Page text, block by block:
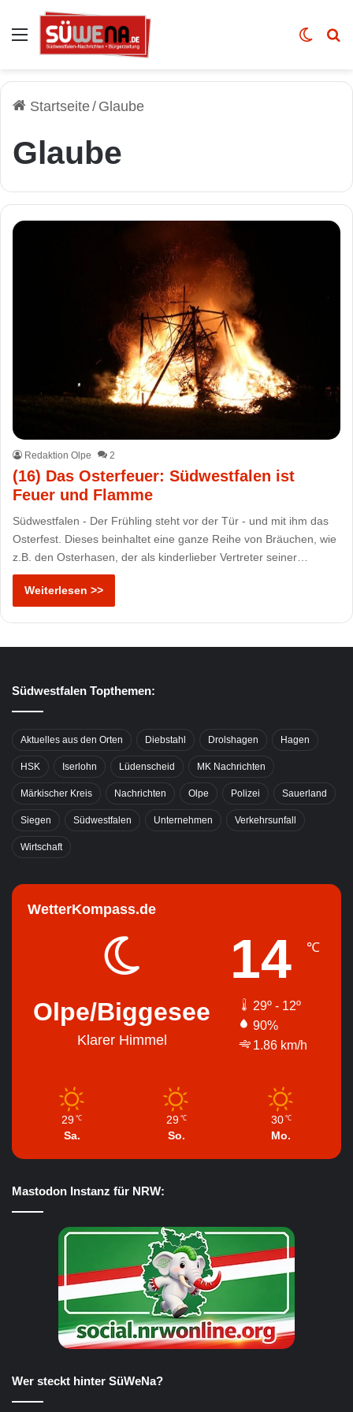
Auswahl Skin
Startseite/ Glaube
Glaube
Redaktion Olpe 2
(16) Das Osterfeuer: Südwestfalen ist
Feuer und Flamme
Südwestfalen - Der Frühling steht vor der Tür - und mit ihm das
Osterfest. Dieses beinhaltet eine ganze Reihe von Bräuchen, wie
z.B. den Osterhasen, der als kinderlieber Vertreter seiner…
Weiterlesen >>
Südwestfalen Topthemen:
Aktuelles aus den Orten Diebstahl Drolshagen Hagen
HSK Iserlohn Lüdenscheid MK Nachrichten
Märkischer Kreis Nachrichten Olpe Polizei Sauerland
Siegen Südwestfalen Unternehmen Verkehrsunfall
Wirtschaft
WetterKompass.de
Olpe/Biggesee
Klarer Himmel
14 ℃
29º - 12º
90%
1.86 km/h
29 ℃
Sa.
29 ℃
So.
30 ℃
Mo.
Mastodon Instanz für NRW:
Wer steckt hinter SüWeNa?